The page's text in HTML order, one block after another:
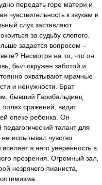
передать горе матери и
чувствительность к звукам и
слух заставляют
за судьбу слепого.
задается вопросом –
Несмотря на то, что он
был окружен заботой и
охватывают мрачные
и ненужности. Брат
бывший Гарибальдиец
полях сражений, видит
опеке ребенка. Он
педагогический талант для
испытывал чувство
в него уверенность в
прозрения. Огромный зал,
незрячего пианиста,